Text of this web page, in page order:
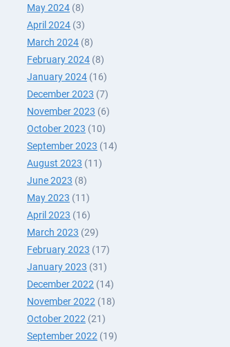
May 2024 (8)
April 2024 (3)
March 2024 (8)
February 2024 (8)
January 2024 (16)
December 2023 (7)
November 2023 (6)
October 2023 (10)
September 2023 (14)
August 2023 (11)
June 2023 (8)
May 2023 (11)
April 2023 (16)
March 2023 (29)
February 2023 (17)
January 2023 (31)
December 2022 (14)
November 2022 (18)
October 2022 (21)
September 2022 (19)